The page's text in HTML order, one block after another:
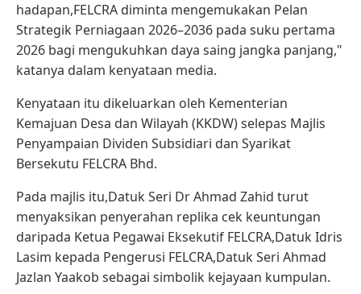
hadapan,FELCRA diminta mengemukakan Pelan
Strategik Perniagaan 2026–2036 pada suku pertama
2026 bagi mengukuhkan daya saing jangka panjang,"
katanya dalam kenyataan media.
Kenyataan itu dikeluarkan oleh Kementerian
Kemajuan Desa dan Wilayah (KKDW) selepas Majlis
Penyampaian Dividen Subsidiari dan Syarikat
Bersekutu FELCRA Bhd.
Pada majlis itu,Datuk Seri Dr Ahmad Zahid turut
menyaksikan penyerahan replika cek keuntungan
daripada Ketua Pegawai Eksekutif FELCRA,Datuk Idris
Lasim kepada Pengerusi FELCRA,Datuk Seri Ahmad
Jazlan Yaakob sebagai simbolik kejayaan kumpulan.